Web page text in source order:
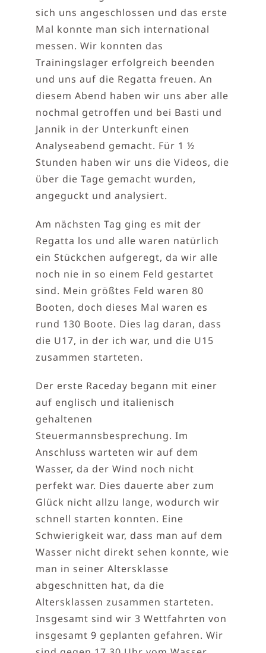
sich uns angeschlossen und das erste
Mal konnte man sich international
messen. Wir konnten das
Trainingslager erfolgreich beenden
und uns auf die Regatta freuen. An
diesem Abend haben wir uns aber alle
nochmal getroffen und bei Basti und
Jannik in der Unterkunft einen
Analyseabend gemacht. Für 1 ½
Stunden haben wir uns die Videos, die
über die Tage gemacht wurden,
angeguckt und analysiert.
Am nächsten Tag ging es mit der
Regatta los und alle waren natürlich
ein Stückchen aufgeregt, da wir alle
noch nie in so einem Feld gestartet
sind. Mein größtes Feld waren 80
Booten, doch dieses Mal waren es
rund 130 Boote. Dies lag daran, dass
die U17, in der ich war, und die U15
zusammen starteten.
Der erste Raceday begann mit einer
auf englisch und italienisch
gehaltenen
Steuermannsbesprechung. Im
Anschluss warteten wir auf dem
Wasser, da der Wind noch nicht
perfekt war. Dies dauerte aber zum
Glück nicht allzu lange, wodurch wir
schnell starten konnten. Eine
Schwierigkeit war, dass man auf dem
Wasser nicht direkt sehen konnte, wie
man in seiner Altersklasse
abgeschnitten hat, da die
Altersklassen zusammen starteten.
Insgesamt sind wir 3 Wettfahrten von
insgesamt 9 geplanten gefahren. Wir